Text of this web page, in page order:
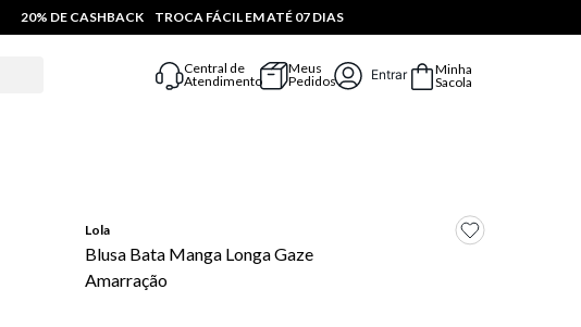
20% DE CASHBACK TROCA FÁCIL EM ATÉ 07 DIAS
Central de
Atendimento
Meus
Pedidos
Entrar
Minha
Sacola
Lola
Blusa Bata Manga Longa Gaze
Amarração